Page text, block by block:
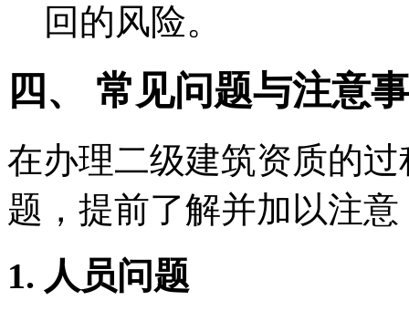
回的风险。
四、 常见问题与注意
在办理二级建筑资质的
题，提前了解并加以注
1. 人员问题